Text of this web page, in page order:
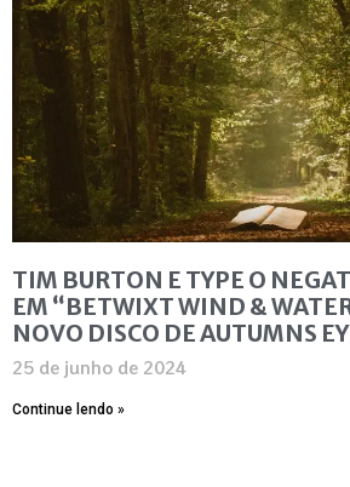
TIM BURTON E TYPE O
EM “BETWIXT WIND &
NOVO DISCO DE AUTUMNS
25 de junho de 2024
Continue lendo »